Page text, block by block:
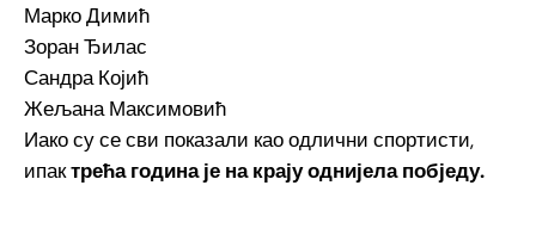
Марко Димић
Зоран Ђилас
Сандра Којић
Жељана Максимовић
Иако су се сви показали као одлични спортисти,
ипактрећа година је на крају однијела побједу.